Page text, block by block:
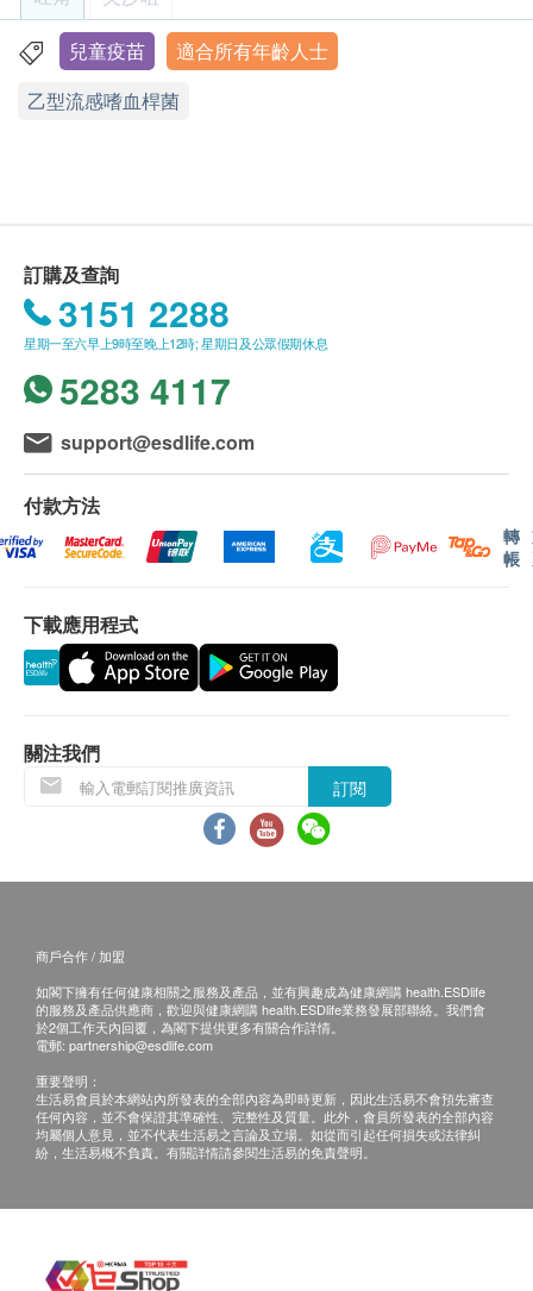
需接種四針，建議接種時間表:
2個月: 第1針
4個月: 第2針
6個月: 第3針
*此疫苗計劃必須經醫生評估是否適合進行疫苗注射。
若經醫生評估後，客戶並不適合進行疫苗注射，將需
支付醫生診症費用HKD300，餘下差額將會退回。如
客戶已注射第一針疫苗，將不設更改已訂購的計劃，
轉讓給第三者及／或退款。如有爭議，健康網購
health.ESDlife 及 盈健醫療 保留最後決定權。
客戶必須於預約當天出示身份證及列印訂購確認信
以確認身份。
請注意: 由2025年6月9日起訂購之身體檢查計劃或
疫苗計劃，有效期延至6個月，客戶必須於6個月內
除了個別計劃由醫生講解報告，一般情況下，將由
註冊護士在電話上講解，及安排領取報告事宜。
所有自選項目一經電話確認預約後，項目不得作出
更改。
附加項目檢驗者必須跟計劃檢驗者為同一人。
留最後決定權。
所有身體檢查並非作為醫務診斷或治療用途。謹此
提醒閣下，儘管檢查結果表面上屬正常，還是有可
能有某些隱藏的疾病在稍後時間才會顯現。
故當閣下身體出現任何疾病徵兆時，應立即諮詢有
此計劃必須經醫護人員評估是否適合進行。若經評
估後，客戶並不適合進行檢查，將需支付評估費用
訂購疫苗檢查計劃之服務條款及細則，敬請留意以下
接種須知：
對疫苗成份過敏之人士都不宜接受注射。
注射當天如有發燒或正服用抗生素，建議延遲注
射。
療(如化療、類固醇等)，應先諮詢醫生意見及指導
如正服用藥物，但不清楚能否接受該疫苗注射，建
議先諮詢醫生意見或於注射日攜同有關藥物給醫護
人員檢查，方決定是否適合注射。
若經醫護人員評估後，閣下並不適合進行疫苗注
射，將需支付醫生診症費用HK$350，差額將會退
回。
所有健康檢查/服務並非作為醫務診斷或治療用
旺角-健柏醫學造影中心：旺角彌敦道625及639號雅蘭中心
兒童疫苗
適合所有年齡人士
乙型流感嗜血桿菌
訂購及查詢
3151 2288
星期一至六早上9時至晚上12時; 星期日及公眾假期休息
5283 4117
support@esdlife.com
付款方法
轉
帳
下載應用程式
關注我們
訂閱
商戶合作 / 加盟
如閣下擁有任何健康相關之服務及產品，並有興趣成為健康網購 health.ESDlife
的服務及產品供應商，歡迎與健康網購 health.ESDlife業務發展部聯絡。我們會
於2個工作天內回覆，為閣下提供更多有關合作詳情。
電郵: partnership@esdlife.com
重要聲明：
生活易會員於本網站內所發表的全部內容為即時更新，因此生活易不會預先審查
任何內容，並不會保證其準確性、完整性及質量。此外，會員所發表的全部內容
均屬個人意見，並不代表生活易之言論及立場。如從而引起任何損失或法律糾
紛，生活易概不負責。有關詳情請參閱生活易的免責聲明。